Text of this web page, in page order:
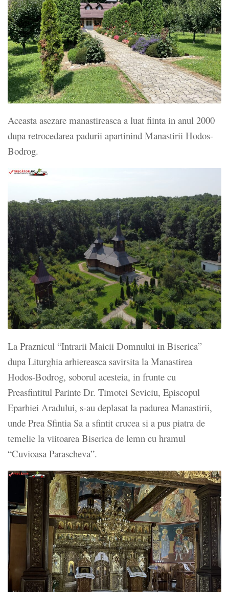
Aceasta asezare manastireasca a luat fiinta in anul 2000
dupa retrocedarea padurii apartinind Manastirii Hodos-
Bodrog.
La Praznicul “Intrarii Maicii Domnului in Biserica”
dupa Liturghia arhiereasca savirsita la Manastirea
Hodos-Bodrog, soborul acesteia, in frunte cu
Preasfintitul Parinte Dr. Timotei Seviciu, Episcopul
Eparhiei Aradului, s-au deplasat la padurea Manastirii,
unde Prea Sfintia Sa a sfintit crucea si a pus piatra de
temelie la viitoarea Biserica de lemn cu hramul
“Cuvioasa Parascheva”.